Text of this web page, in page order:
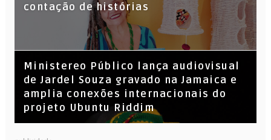
Leandro Vitrola na BIGSHAKE 14
contação de histórias
​Ministereo Público lança audiovisual
de Jardel Souza gravado na Jamaica e
amplia conexões internacionais do
projeto Ubuntu Riddim